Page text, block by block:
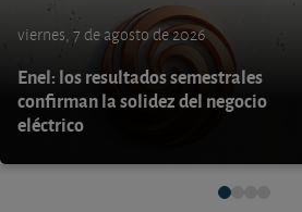
viernes, 7 de agosto de 2026
Enel: los resultados semestrales
confirman la solidez del negocio
eléctrico